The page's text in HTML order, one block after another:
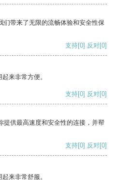
们带来了无限的流畅体验和安全性保
支持[0] 反对[0]
来非常方便。
支持[0] 反对[0]
提供最高速度和安全性的连接，并帮
支持[0] 反对[0]
来非常舒服。